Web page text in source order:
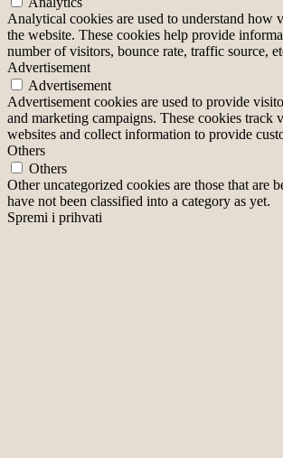
Analytical cookies are used to understand how
the website. These cookies help provide
number of visitors, bounce rate, traffic source,
Advertisement
Advertisement
Advertisement cookies are used to provide
and marketing campaigns. These cookies track
websites and collect information to provide
Others
Others
Other uncategorized cookies are those that are
have not been classified into a category as yet.
Spremi i prihvati